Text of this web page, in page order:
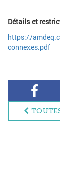
Détails et
https://
connexes.pdf